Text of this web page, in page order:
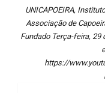
UNICAPOEIRA,
Associação de
Fundado Terça-feira, 29
https://